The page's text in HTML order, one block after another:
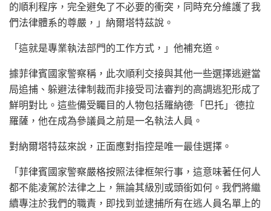
的順利程序，完全避免了不必要的衝突，同時充分維護了我
們法律體系的尊嚴，」納爾塔特茲說。
「這就是專業執法部門的工作方式，」他補充道。
據菲律賓國家警察稱，此次順利交接與其他一些選擇逃避當
局追捕、躲避法律制裁而非接受司法審判的高調逃犯形成了
鮮明對比。這些備受矚目的人物包括羅納德·「巴托」·德拉
羅薩，他在成為參議員之前是一名執法人員。
對納爾塔特茲來說，正面應對指控是唯一最佳選擇。
「菲律賓國家警察嚴格按照法律框架行事，這意味著任何人
都不能凌駕於法律之上，無論其級別或頭銜如何。我們將繼
續專注於我們的職責，即找到並逮捕所有在逃人員名單上的